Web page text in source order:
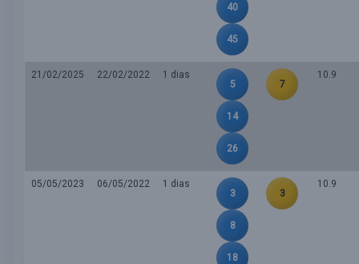
40
45
21/02/2025 22/02/2022
1 dias
5
14
26
7
10.9
05/05/2023 06/05/2022
1 dias
3
8
18
3
10.9